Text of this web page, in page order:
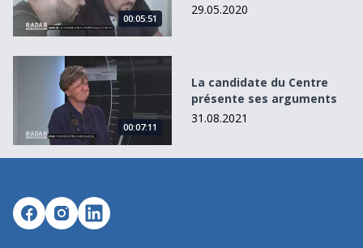
00:05:51
29.05.2020
La candidate du Centre présente ses arguments
00:07:11
La candidate du Centre
présente ses arguments
31.08.2021